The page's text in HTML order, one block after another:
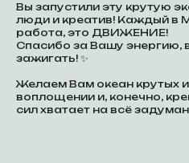
Вы запустили эту крутую
люди и креатив! Каждый в
работа, это ДВИЖЕНИЕ!
Спасибо за Вашу энергию,
зажигать! ✨
Желаем Вам океан крутых
воплощении и, конечно,
сил хватает на всё